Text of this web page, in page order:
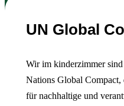
UN Global
Wir im kinderzimmer
Nations Global
für nachhaltige und